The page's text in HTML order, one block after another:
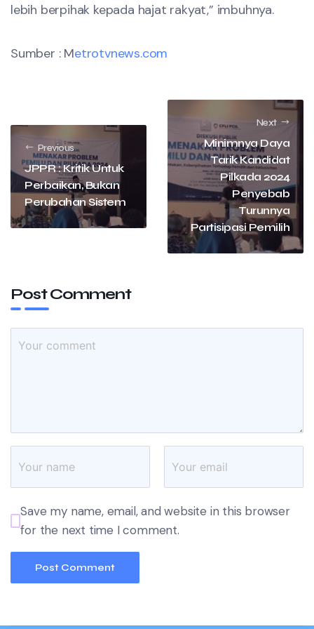
lebih berpihak kepada hajat rakyat,” imbuhnya.
Sumber : Metrotvnews.com
Previous
JPPR : Kritik Untuk
Perbaikan, Bukan
Perubahan Sistem
Next
Minimnya Daya
Tarik Kandidat
Pilkada 2024
Penyebab
Turunnya
Partisipasi Pemilih
Post Comment
Save my name, email, and website in this browser
for the next time I comment.